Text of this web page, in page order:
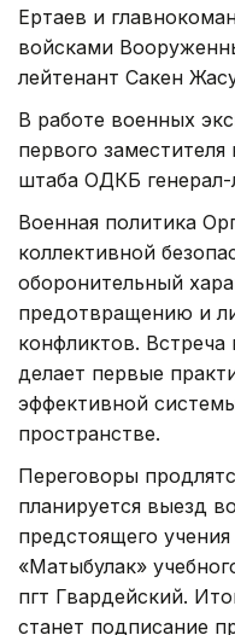
Ертаев и
войсками
лейтенант Сакен
В работе военных
первого
штаба ОДКБ генерал-
Военная политика
коллективной
оборонительный
предотвращению и
конфликтов. Встреча
делает первые
эффективной
пространстве.
Переговоры
планируется выезд
предстоящего
«Матыбулак»
пгт Гвардейский.
станет подписание